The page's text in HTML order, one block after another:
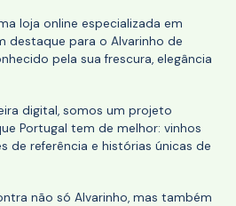
loja online especializada em
destaque para o Alvarinho de
pela sua frescura, elegância
digital, somos um projeto
Portugal tem de melhor: vinhos
de referência e histórias únicas de
não só Alvarinho, mas também